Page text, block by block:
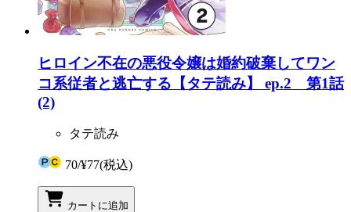
ヒロイン不在の悪役令嬢は婚約破棄してワン
コ系従者と逃亡する【タテ読み】 ep.2 第1話
(2)
タテ読み
70/¥77(税込)
カートに追加